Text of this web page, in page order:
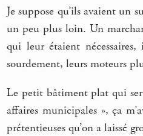
Je suppose qu’ils avaient un
un peu plus loin. Un
qui leur étaient
sourdement, leurs moteurs
Le petit bâtiment plat qui
affaires municipales », ça
prétentieuses qu’on a laissé